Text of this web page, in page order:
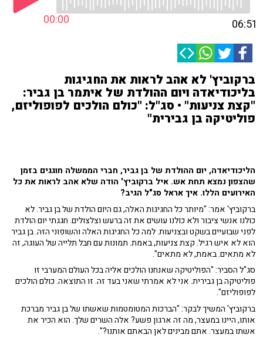
00:00 06:51
ברקוביץ' לא אהב לראות את החגיגות
בליכודיאדה ויום ההולדת של איתמר בן גביר:
"קצת צניעות" • סג"ל: "כולם הולכים לפופוליזם,
פוליטיקה בן גבירית"
הליכודיאדה, יום ההולדת של בן גביר, חברי הממשלה חוגגים בזמן
שהצפון נמצא תחת אש. איל ברקוביץ' הודה שלא אהב לראות את כל
האירועים הללו. איך אראל סג"ל הגיב?
ברקוביץ' אמר: "מיותר כל החגיגות האלה, גם היום הולדת של בן גביר. לא
כולנו אנשי ציבור ולא כולנו עושים את זה ברעש וצלצולים. חגגתי יום הולדת
לפני שבועיים בשקט ובצניעות. למה כל החגיגות האלה והשופוני הזה. בן גביר
הוא לא איש רגיל. קצת צניעות, באמת. תמונות עם חבל תלייה של העוגה, זה
לא מתאים. באמת, לא מתאים".
סג"ל הסביר: "הפוליטיקה שאנחנו הולכים אליה בכל העולם המערבי זו
פוליטיקה בן גבירית. אני לא אמרתי שאני בעד זה. זו התוצאה. כולם הולכים
לפופוליזם".
ברקוביץ' המשיך לבקר: "הברכות המטומטמות שאשתו של בן גביר מברכת
אותו, היינו במעצר, מה זה ארגון פשע? אלה השרים שלך. הוא הכיר את
אשתו במעצר. אתם מבינים לאן הבאתם אותנו?".